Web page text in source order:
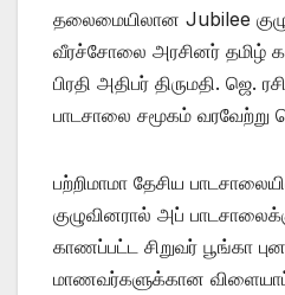
தலைமையிலான Jubilee
வீரச்சோலை அரசினர் தமிழ்
பிரதி அதிபர் திருமதி.
பாடசாலை சமூகம் வரவேற்று
பற்றிமாமா தேசிய
குழுவினரால் அப்
காணப்பட்ட சிறுவர் பூங்கா
மாணவர்களுக்கான